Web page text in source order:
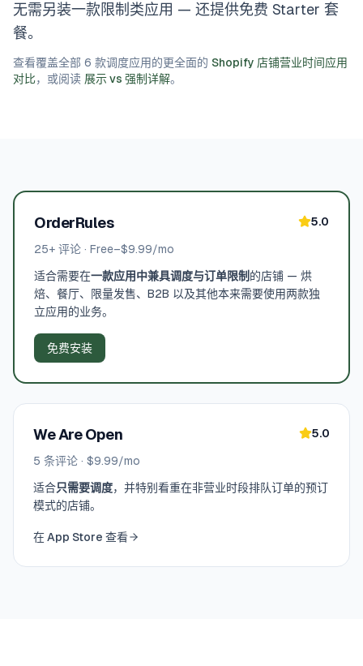
无需另装一款限制类应用 — 还提供免费 Starter 套
餐。
查看覆盖全部 6 款调度应用的更全面的 Shopify 店铺营业时间应用
对比，或阅读 展示 vs 强制详解。
OrderRules 5.0
25+ 评论 · Free–$9.99/mo
适合需要在一款应用中兼具调度与订单限制 的店铺 — 烘
焙、餐厅、限量发售、B2B 以及其他本来需要使用两款独
立应用的业务。
免费安装
We Are Open 5.0
5 条评论 · $9.99/mo
适合只需要调度，并特别看重在非营业时段排队订单的预订
模式的店铺。
在 App Store 查看